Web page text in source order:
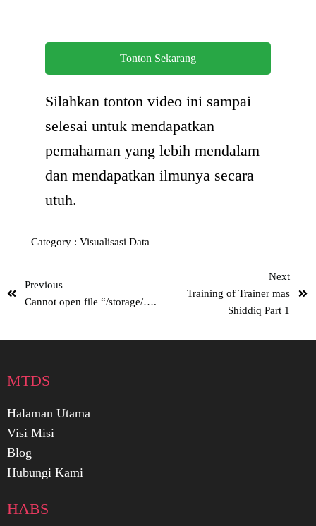
Tonton Sekarang
Silahkan tonton video ini sampai
selesai untuk mendapatkan
pemahaman yang lebih mendalam
dan mendapatkan ilmunya secara
utuh.
Category : Visualisasi Data
Previous
Cannot open file “/storage/….
Next
Training of Trainer mas
Shiddiq Part 1
MTDS
Halaman Utama
Visi Misi
Blog
Hubungi Kami
HABS